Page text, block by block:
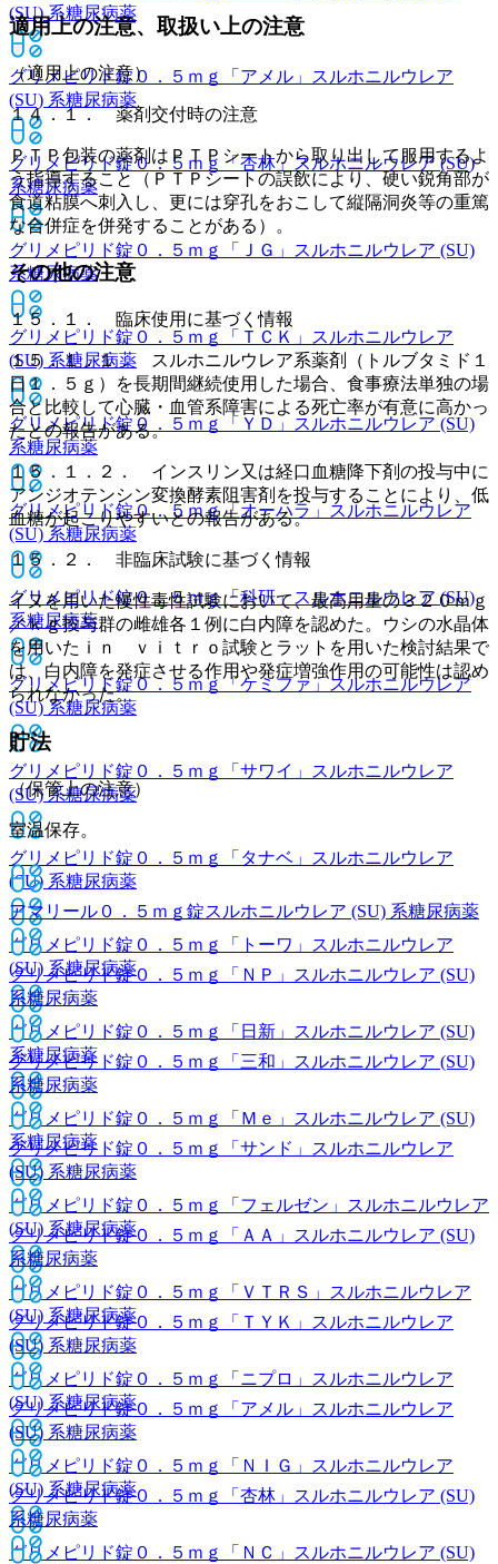
(SU) 系糖尿病薬
グリメピリド錠０．５ｍｇ「アメル」
スルホニルウレア
(SU) 系糖尿病薬
グリメピリド錠０．５ｍｇ「杏林」スルホニルウレア (SU)
系糖尿病薬
グリメピリド錠０．５ｍｇ「ＪＧ」
スルホニルウレア (SU)
系糖尿病薬
グリメピリド錠０．５ｍｇ「ＴＣＫ」
スルホニルウレア
(SU) 系糖尿病薬
グリメピリド錠０．５ｍｇ「ＹＤ」
スルホニルウレア (SU)
系糖尿病薬
グリメピリド錠０．５ｍｇ「オーハラ」
スルホニルウレア
(SU) 系糖尿病薬
グリメピリド錠０．５ｍｇ「科研」 スルホニルウレア (SU)
系糖尿病薬
グリメピリド錠０．５ｍｇ「ケミファ」スルホニルウレア
(SU) 系糖尿病薬
グリメピリド錠０．５ｍｇ「サワイ」
スルホニルウレア
(SU) 系糖尿病薬
グリメピリド錠０．５ｍｇ「タナベ」
スルホニルウレア
(SU) 系糖尿病薬
グリメピリド錠０．５ｍｇ「トーワ」
スルホニルウレア
(SU) 系糖尿病薬
グリメピリド錠０．５ｍｇ「日新」
スルホニルウレア (SU)
系糖尿病薬
グリメピリド錠０．５ｍｇ「Ｍｅ」
スルホニルウレア (SU)
系糖尿病薬
グリメピリド錠０．５ｍｇ「フェルゼン」
スルホニルウレア
(SU) 系糖尿病薬
グリメピリド錠０．５ｍｇ「ＶＴＲＳ」
スルホニルウレア
(SU) 系糖尿病薬
グリメピリド錠０．５ｍｇ「ニプロ」
スルホニルウレア
(SU) 系糖尿病薬
グリメピリド錠０．５ｍｇ「ＮＩＧ」
スルホニルウレア
(SU) 系糖尿病薬
グリメピリド錠０．５ｍｇ「ＮＣ」
スルホニルウレア (SU)
適用上の注意、取扱い上の注意
（適用上の注意）
１４．１． 薬剤交付時の注意
ＰＴＰ包装の薬剤はＰＴＰシートから取り出して服用するよ
う指導すること（ＰＴＰシートの誤飲により、硬い鋭角部が
食道粘膜へ刺入し、更には穿孔をおこして縦隔洞炎等の重篤
な合併症を併発することがある）。
その他の注意
１５．１． 臨床使用に基づく情報
１５．１．１． スルホニルウレア系薬剤（トルブタミド１
日１．５ｇ）を長期間継続使用した場合、食事療法単独の場
合と比較して心臓・血管系障害による死亡率が有意に高かっ
たとの報告がある。
１５．１．２． インスリン又は経口血糖降下剤の投与中に
アンジオテンシン変換酵素阻害剤を投与することにより、低
血糖が起こりやすいとの報告がある。
１５．２． 非臨床試験に基づく情報
イヌを用いた慢性毒性試験において、最高用量の３２０ｍｇ
／ｋｇ投与群の雌雄各１例に白内障を認めた。ウシの水晶体
を用いたｉｎ ｖｉｔｒｏ試験とラットを用いた検討結果で
は、白内障を発症させる作用や発症増強作用の可能性は認め
られなかった。
貯法
（保管上の注意）
室温保存。
アマリール０．５ｍｇ錠スルホニルウレア (SU) 系糖尿病薬
グリメピリド錠０．５ｍｇ「ＮＰ」
スルホニルウレア (SU)
系糖尿病薬
グリメピリド錠０．５ｍｇ「三和」
スルホニルウレア (SU)
系糖尿病薬
グリメピリド錠０．５ｍｇ「サンド」
スルホニルウレア
(SU) 系糖尿病薬
グリメピリド錠０．５ｍｇ「ＡＡ」
スルホニルウレア (SU)
系糖尿病薬
グリメピリド錠０．５ｍｇ「ＴＹＫ」
スルホニルウレア
(SU) 系糖尿病薬
グリメピリド錠０．５ｍｇ「アメル」
スルホニルウレア
(SU) 系糖尿病薬
グリメピリド錠０．５ｍｇ「杏林」
スルホニルウレア (SU)
系糖尿病薬